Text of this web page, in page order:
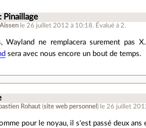
Pinaillage
Aissen le 26 juillet 2012 à 10:18. Évalué à 2.
Wayland ne remplacera surement pas
sera avec nous encore un bout de temps.
Rohaut (site web personnel ) le 26 juillet
pour le noyau, il s'est passé deux